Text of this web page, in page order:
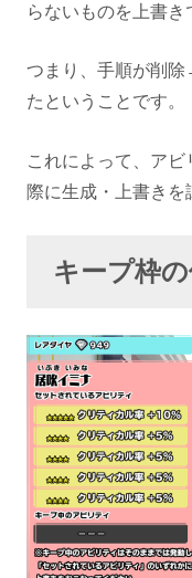
らないものを上書き
つまり、手順が削
たということです。
これによって、ア
際に生成・上書きを
キープ枠